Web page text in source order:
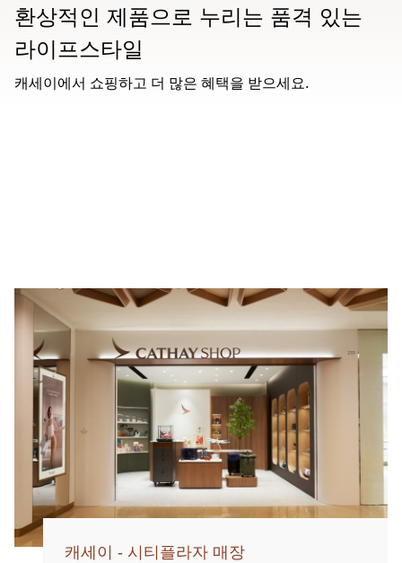
환상적인 제품으로 누리는 품격 있는
라이프스타일
캐세이에서 쇼핑하고 더 많은 혜택을 받으세요.
캐세이 - 시티플라자 매장